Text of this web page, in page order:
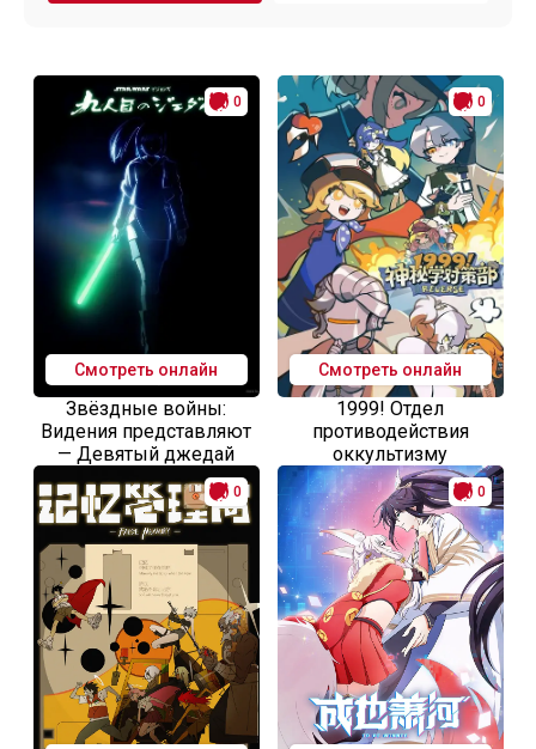
0
Смотреть онлайн
Звёздные войны:
Видения представляют
— Девятый джедай
0
Смотреть онлайн
1999! Отдел
противодействия
оккультизму
0 0